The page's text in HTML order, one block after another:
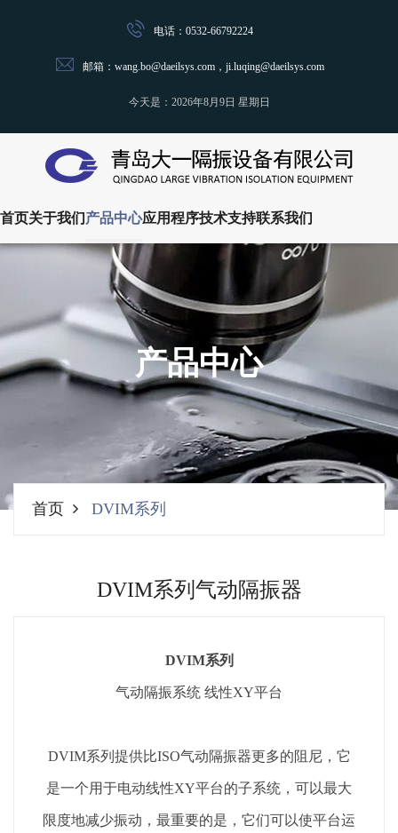
电话：0532-66792224
邮箱：wang.bo@daeilsys.com，ji.luqing@daeilsys.com
今天是： 2026年8月9日 星期日
首页关于我们产品中心应用程序技术支持联系我们
产品中心
首页 DVIM系列
DVIM系列气动隔振器
DVIM系列
气动隔振系统 线性XY平台
DVIM系列提供比ISO气动隔振器更多的阻尼，它
是一个用于电动线性XY平台的子系统，可以最大
限度地减少振动，最重要的是，它们可以使平台运